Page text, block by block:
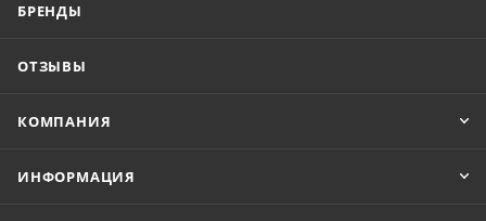
БРЕНДЫ
ОТЗЫВЫ
КОМПАНИЯ
ИНФОРМАЦИЯ